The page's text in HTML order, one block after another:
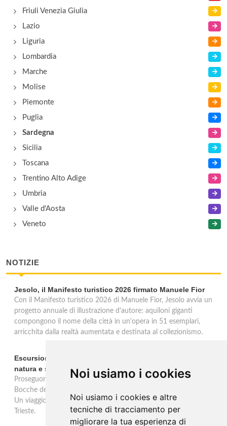
Noi usiamo i cookies
Noi usiamo i cookies e altre
tecniche di tracciamento per
migliorare la tua esperienza di
Friuli Venezia Giulia
Lazio
Liguria
Lombardia
Marche
Molise
Piemonte
Puglia
Sardegna
Sicilia
Toscana
Trentino Alto Adige
Umbria
Valle d'Aosta
Veneto
NOTIZIE
Jesolo, il Manifesto turistico 2026 firmato Manuele Fior
Con il Manifesto turistico 2026 di Manuele Fior, Jesolo avvia un
progetto annuale di illustrazione d'autore: aquiloni giganti
compongono il nome della città in un'opera in 51 esemplari,
arricchita dalla realtà aumentata e destinata al collezionismo.
Escursioni in barca alle Bocche del Timavo: viaggio tra
natura e storia nel Golfo di Trieste
Proseguono fino al 15 settembre le escursioni in barca "Duino-
Bocche del Timavo" con partenza ogni lunedì, mercoledì e sabato.
Un viaggio multisensoriale tra natura, storia e mito nel Golfo di
Trieste.